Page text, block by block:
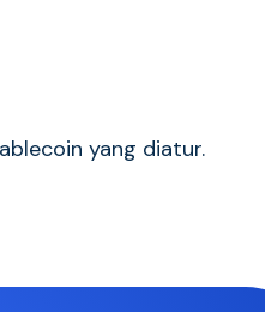
yang diatur.